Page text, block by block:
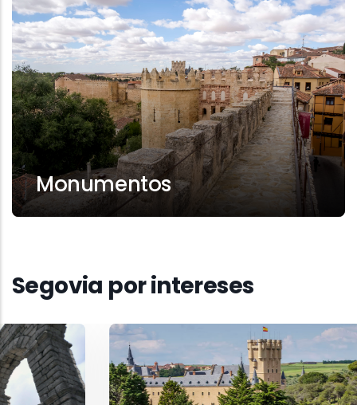
Monumentos
Segovia por intereses